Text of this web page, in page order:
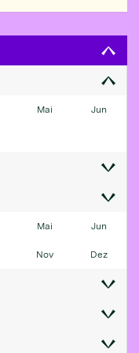
Mai Jun
Mai Jun
Nov Dez